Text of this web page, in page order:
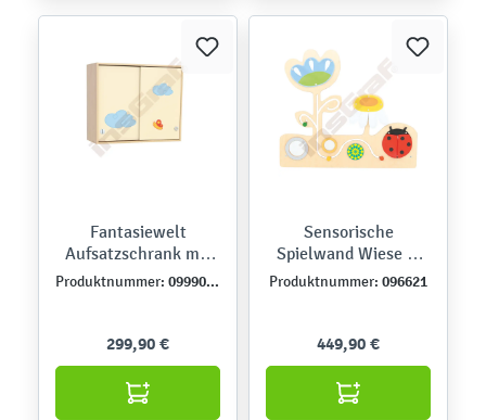
Fantasiewelt
Aufsatzschrank mit
Wolken
Produktnummer: 099905N
299,90 €
Sensorische
Spielwand Wiese 1,
mit Marienkäfer
Produktnummer: 096621
449,90 €